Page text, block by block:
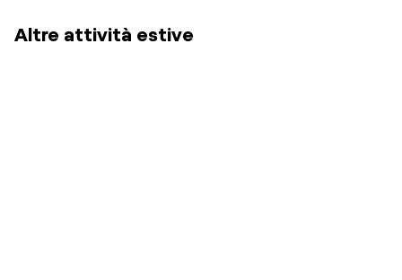
Altre attività estive